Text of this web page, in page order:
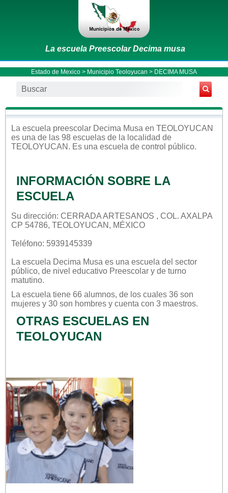
La escuela Preescolar Decima musa
Estado de Mexico > Municipio Teoloyucan > DECIMA MUSA
La escuela preescolar Decima Musa en TEOLOYUCAN
es una de las 98 escuelas de la localidad de
TEOLOYUCAN . Es una escuela de control público.
INFORMACIÓN SOBRE LA
ESCUELA
Su dirección: CERRADA ARTESANOS , COL. AXALPA
CP 54786, TEOLOYUCAN, MÉXICO
Teléfono: 5939145339
La escuela Decima Musa es una escuela del sector
público, de nivel educativo Preescolar y de turno
matutino.
La escuela tiene 66 alumnos, de los cuales 36 son
mujeres y 30 son hombres y cuenta con 3 maestros.
OTRAS ESCUELAS EN
TEOLOYUCAN